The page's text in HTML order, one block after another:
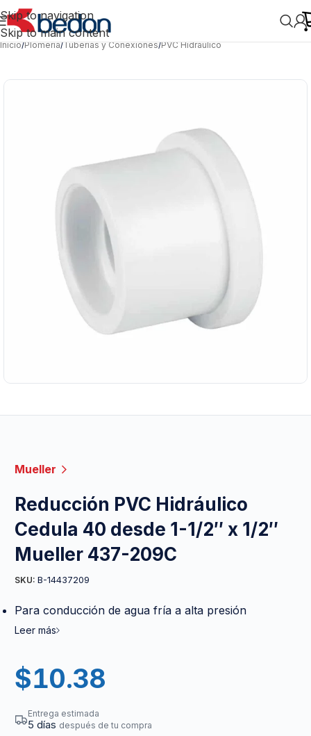
Skip to navigation
Skip to main content
Inicio/Plomería/Tuberías y Conexiones/PVC Hidráulico
Mueller
Reducción PVC Hidráulico
Cedula 40 desde 1-1/2″ x 1/2″
Mueller 437-209C
SKU: B-14437209
Para conducción de agua fría a alta presión
Leer más
$10.38
Entrega estimada
5 días después de tu compra